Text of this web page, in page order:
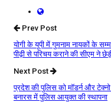
Prev Post
योगी के यूपी में गुमनाम नायकों के
पीढ़ी से परिचय कराने की सीएम ने
Next Post
प्रदेश की पुलिस को मॉडर्न और
बनारस में पुलिस आयुक्त की स्थापना